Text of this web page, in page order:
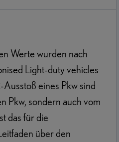
Werte wurden nach
Light-duty vehicles
eines Pkw sind
Pkw, sondern auch vom
das für die
über den